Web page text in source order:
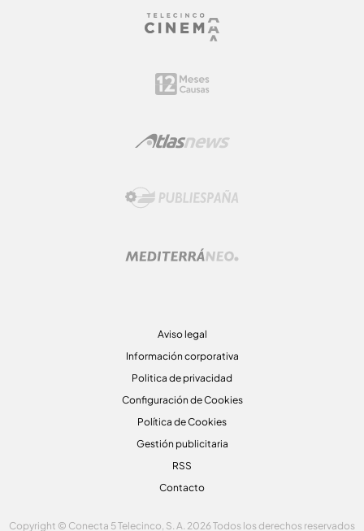
Aviso legal
Información corporativa
Politica de privacidad
Configuración de Cookies
Política de Cookies
Gestión publicitaria
RSS
Contacto
Copyright © Conecta 5 Telecinco, S. A. 2026 Todos los derechos reservados